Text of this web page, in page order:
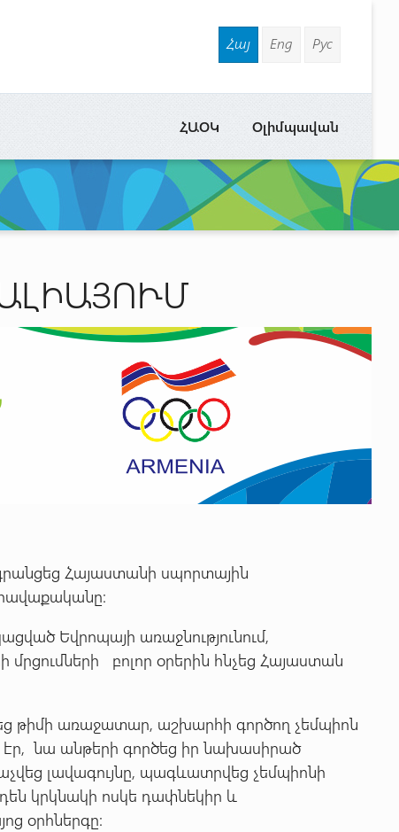
Հայ Eng Рус
Օլիմպավան
ՀԱՕԿ
Հայաստանի սպորտային
Եվրոպայի առաջնությունում,
բոլոր օրերին հնչեց Հայաստան
թիմի առաջատար, աշխարհի գործող չեմպիոն
էր, նա անթերի գործեց իր նախասիրած
լավագույնը, պագևատրվեց չեմպիոնի
կրկնակի ոսկե դափնեկիր և
օրհներգը: